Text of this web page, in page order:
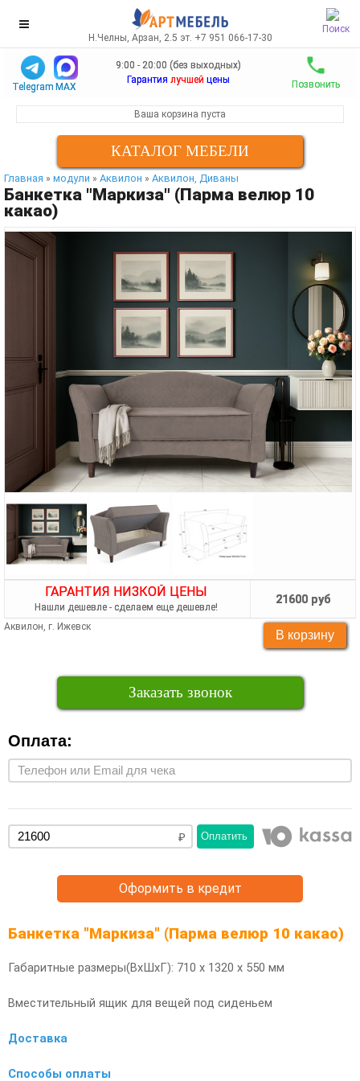
Поиск
Н.Челны, Арзан, 2.5 эт. +7 951 066-17-30
Telegram MAX
9:00 - 20:00 (без выходных)
Гарантия лучшей цены Позвонить
Ваша корзина пуста
КАТАЛОГ МЕБЕЛИ
Главная » модули » Аквилон » Аквилон, Диваны
Банкетка "Маркиза" (Парма велюр 10
какао)
ГАРАНТИЯ НИЗКОЙ ЦЕНЫ
Нашли дешевле - сделаем еще дешевле!
21600 руб
Аквилон, г. Ижевск
Заказать звонок
Оплата:
Оплатить
Оформить в кредит
Банкетка "Маркиза" (Парма велюр 10 какао)
Габаритные размеры(ВхШхГ): 710 х 1320 х 550 мм
Вместительный ящик для вещей под сиденьем
Доставка
Способы оплаты